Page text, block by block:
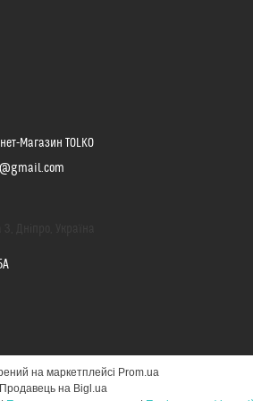
Магазин TOLKO
на маркетплейсі Prom.ua
Продавець на Bigl.ua